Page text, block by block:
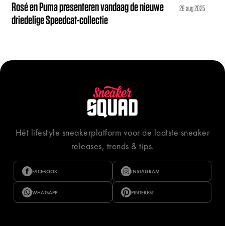
Rosé en Puma presenteren vandaag de nieuwe
driedelige Speedcat-collectie
28 aug 2025
Hét lifestyle sneakerplatform voor de laatste sneaker
releases, trends & tips.
FACEBOOK INSTAGRAM
WHATSAPP PINTEREST